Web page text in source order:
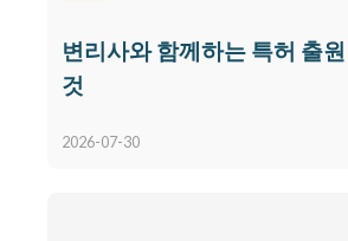
변리사와 함께하는 특허 출
것
2026-07-30